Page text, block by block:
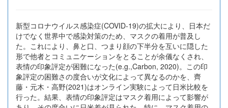
新型コロナウイルス感染症(COVID-19)の拡大により、日本だ
けでなく世界中で感染対策のため、マスクの着用が普及し
た。これにより、鼻と口、つまり顔の下半分を互いに隠した
形で他者とコミュニケーションをとることが余儀なくされ、
表情の印象評定が困難になった(e.g.,Carbon, 2020)。この印
象評定の困難さの度合いが文化によって異なるのかを、齊
藤・元木・高野(2021)はオンライン実験によって日米比較を
行った。結果、表情の印象評定はマスク着用によって影響が